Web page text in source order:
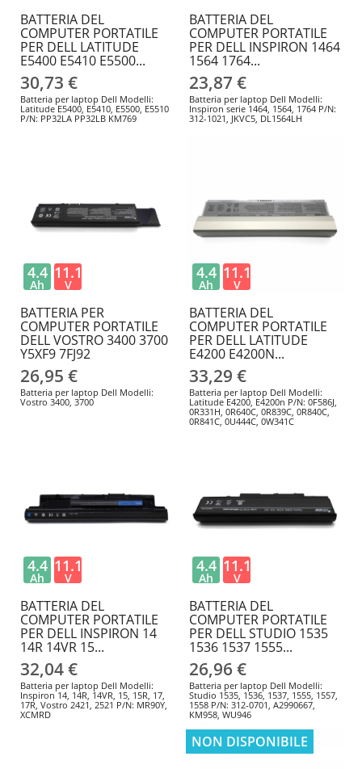
BATTERIA DEL
COMPUTER PORTATILE
PER DELL LATITUDE
E5400 E5410 E5500...
30,73 €
Batteria per laptop Dell Modelli:
Latitude E5400, E5410, E5500, E5510
P/N: PP32LA PP32LB KM769
BATTERIA DEL
COMPUTER PORTATILE
PER DELL INSPIRON 1464
1564 1764...
23,87 €
Batteria per laptop Dell Modelli:
Inspiron serie 1464, 1564, 1764 P/N:
312-1021, JKVC5, DL1564LH
BATTERIA PER
COMPUTER PORTATILE
DELL VOSTRO 3400 3700
Y5XF9 7FJ92
26,95 €
Batteria per laptop Dell Modelli:
Vostro 3400, 3700
4.4
Ah
11.1
V
BATTERIA DEL
COMPUTER PORTATILE
PER DELL LATITUDE
E4200 E4200N...
33,29 €
Batteria per laptop Dell Modelli:
Latitude E4200, E4200n P/N: 0F586J,
0R331H, 0R640C, 0R839C, 0R840C,
0R841C, 0U444C, 0W341C
4.4
Ah
11.1
V
BATTERIA DEL
COMPUTER PORTATILE
PER DELL INSPIRON 14
14R 14VR 15...
32,04 €
Batteria per laptop Dell Modelli:
Inspiron 14, 14R, 14VR, 15, 15R, 17,
17R, Vostro 2421, 2521 P/N: MR90Y,
XCMRD
4.4
Ah
11.1
V
BATTERIA DEL
COMPUTER PORTATILE
PER DELL STUDIO 1535
1536 1537 1555...
26,96 €
Batteria per laptop Dell Modelli:
Studio 1535, 1536, 1537, 1555, 1557,
1558 P/N: 312-0701, A2990667,
KM958, WU946
4.4
Ah
11.1
V
NON DISPONIBILE